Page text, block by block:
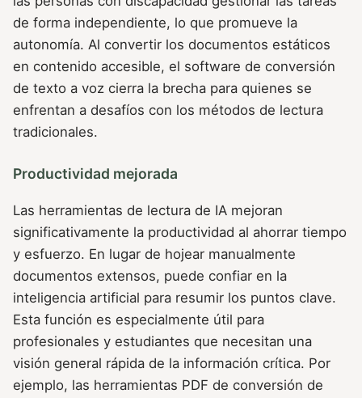
de forma independiente, lo que promueve la
autonomía. Al convertir los documentos estáticos
en contenido accesible, el software de conversión
de texto a voz cierra la brecha para quienes se
enfrentan a desafíos con los métodos de lectura
tradicionales.
Productividad mejorada
Las herramientas de lectura de IA mejoran
significativamente la productividad al ahorrar tiempo
y esfuerzo. En lugar de hojear manualmente
documentos extensos, puede confiar en la
inteligencia artificial para resumir los puntos clave.
Esta función es especialmente útil para
profesionales y estudiantes que necesitan una
visión general rápida de la información crítica. Por
ejemplo, las herramientas PDF de conversión de